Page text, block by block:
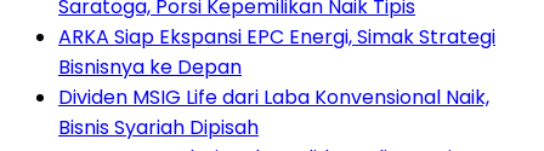
Saratoga, Porsi Kepemilikan Naik Tipis
ARKA Siap Ekspansi EPC Energi, Simak Strategi
Bisnisnya ke Depan
Dividen MSIG Life dari Laba Konvensional Naik,
Bisnis Syariah Dipisah